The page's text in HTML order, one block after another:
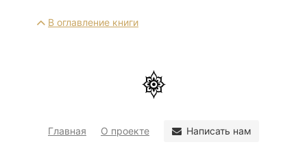
В оглавление книги
Главная О проекте Написать нам